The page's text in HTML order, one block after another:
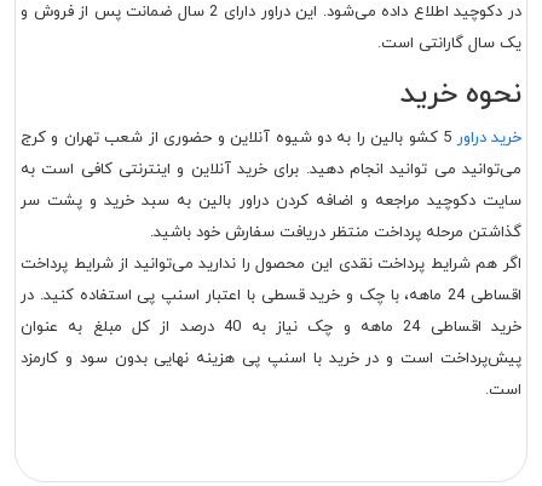
در دکوچید اطلاع داده می‌شود. این دراور دارای 2 سال ضمانت پس از فروش و
یک سال گارانتی است.
نحوه خرید
خرید دراور
5 کشو بالین را به دو شیوه آنلاین و حضوری از شعب تهران و کرج
می‌توانید می توانید انجام دهید. برای خرید آنلاین و اینترنتی کافی است به
سایت دکوچید مراجعه و اضافه کردن دراور بالین به سبد خرید و پشت سر
گذاشتن مرحله پرداخت منتظر دریافت سفارش خود باشید.
اگر هم شرایط پرداخت نقدی این محصول را ندارید می‌توانید از شرایط پرداخت
اقساطی 24 ماهه، با چک و خرید قسطی با اعتبار اسنپ پی استفاده کنید. در
خرید اقساطی 24 ماهه و چک نیاز به 40 درصد از کل مبلغ به عنوان
پیش‌پرداخت است و در خرید با اسنپ پی هزینه نهایی بدون سود و کارمزد
است.